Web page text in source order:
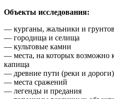
Объекты исследования:
— курганы, жальники и
— городища и селища
— культовые камни
— места, на которых возможно
капища
— древние пути (реки и дороги)
— места сражений
— легенды и предания